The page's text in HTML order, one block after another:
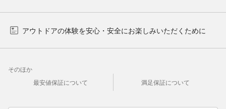
アウトドアの体験を安心・安全にお楽しみいただくために
そのほか
最安値保証について
満足保証について